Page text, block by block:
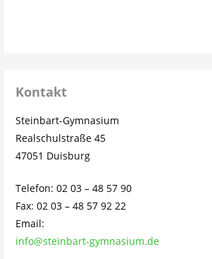
Kontakt
Steinbart-Gymnasium
Realschulstraße 45
47051 Duisburg
Telefon: 02 03 – 48 57 90
Fax: 02 03 – 48 57 92 22
Email:
info@steinbart-gymnasium.de